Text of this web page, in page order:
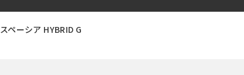
スペーシア HYBRID G